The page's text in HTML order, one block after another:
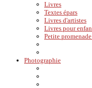
Livres
Textes épars
Livres d'artistes
Livres pour
Petite
Photographie